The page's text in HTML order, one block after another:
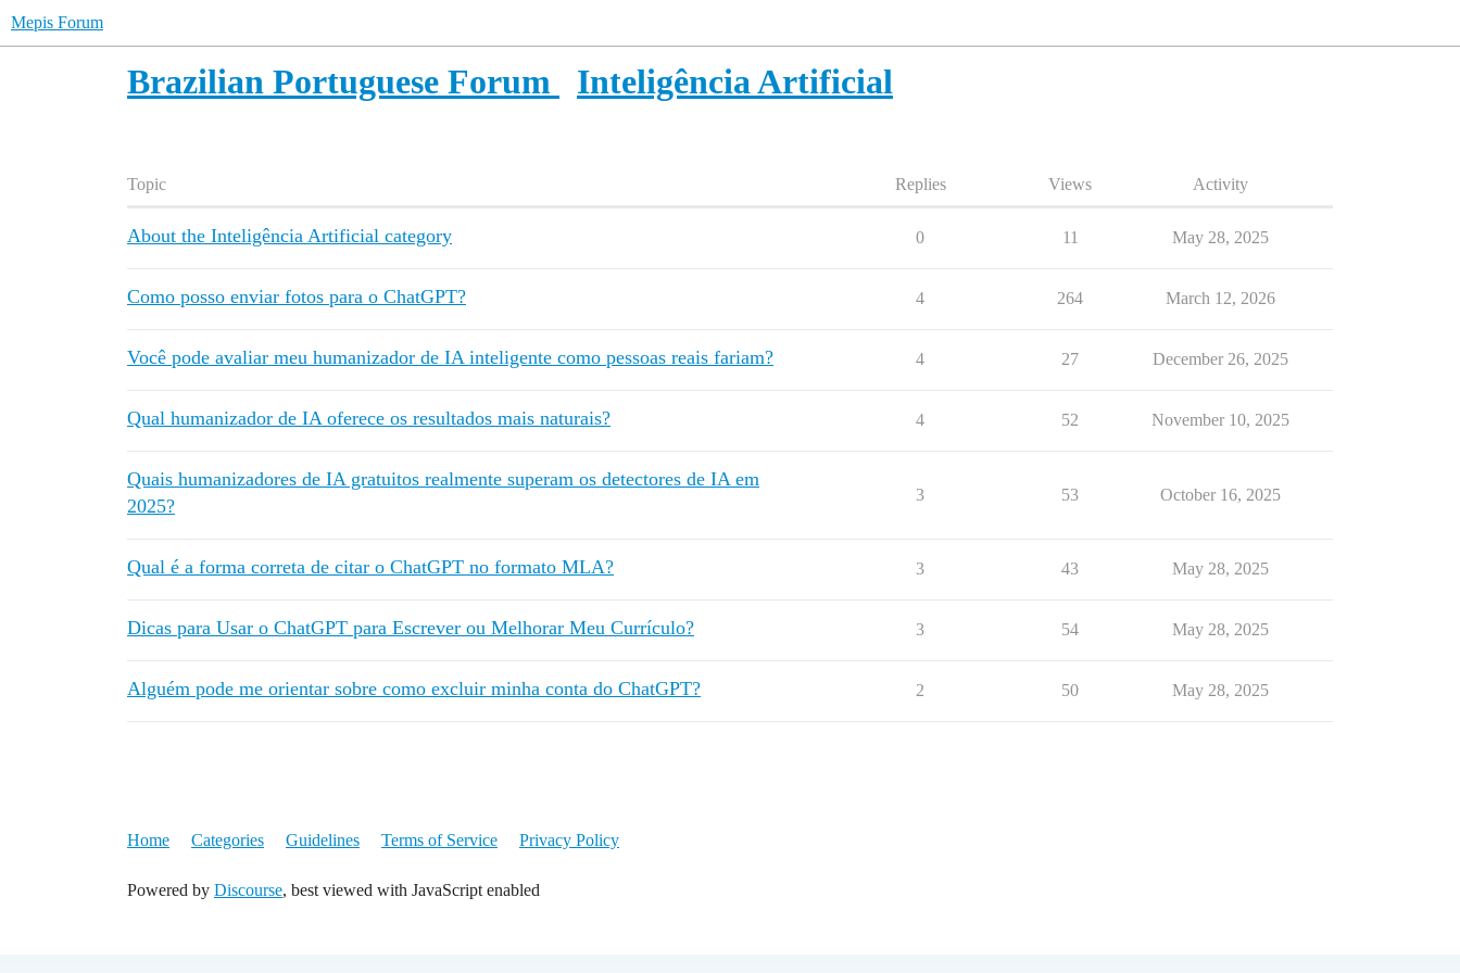
Mepis Forum
Brazilian Portuguese Forum Inteligência Artificial
Topic Replies Views Activity
About the Inteligência Artificial category 0 11 May 28, 2025
Como posso enviar fotos para o ChatGPT? 4 264 March 12, 2026
Você pode avaliar meu humanizador de IA inteligente como pessoas reais fariam? 4 27 December 26, 2025
Qual humanizador de IA oferece os resultados mais naturais? 4 52 November 10, 2025
Quais humanizadores de IA gratuitos realmente superam os detectores de IA em
2025?
3 53 October 16, 2025
Qual é a forma correta de citar o ChatGPT no formato MLA? 3 43 May 28, 2025
Dicas para Usar o ChatGPT para Escrever ou Melhorar Meu Currículo? 3 54 May 28, 2025
Alguém pode me orientar sobre como excluir minha conta do ChatGPT? 2 50 May 28, 2025
Home Categories Guidelines Terms of Service Privacy Policy
Powered by Discourse, best viewed with JavaScript enabled